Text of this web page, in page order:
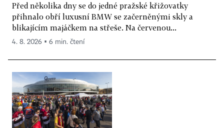
Před několika dny se do jedné pražské křižovatky
přihnalo obří luxusní BMW se začerněnými skly a
blikajícím majáčkem na střeše. Na červenou...
4. 8. 2026 ▪ 6 min. čtení